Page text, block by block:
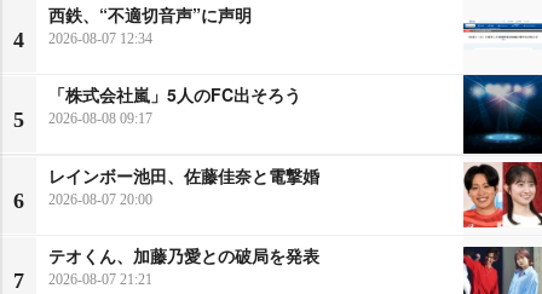
4
西鉄、“不適切音声”に声明
2026-08-07 12:34
5
「株式会社嵐」5人のFC出そろう
2026-08-08 09:17
6
レインボー池田、佐藤佳奈と電撃婚
2026-08-07 20:00
7
テオくん、加藤乃愛との破局を発表
2026-08-07 21:21